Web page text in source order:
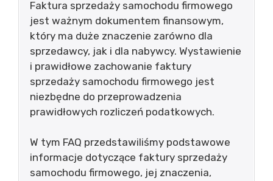
Faktura sprzedaży samochodu firmowego
jest ważnym dokumentem finansowym,
który ma duże znaczenie zarówno dla
sprzedawcy, jak i dla nabywcy. Wystawienie
i prawidłowe zachowanie faktury
sprzedaży samochodu firmowego jest
niezbędne do przeprowadzenia
prawidłowych rozliczeń podatkowych.
W tym FAQ przedstawiliśmy podstawowe
informacje dotyczące faktury sprzedaży
samochodu firmowego, jej znaczenia,